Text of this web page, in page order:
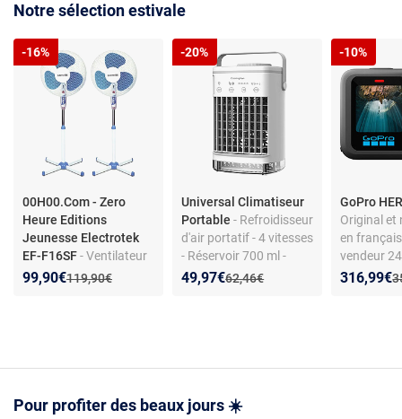
Notre sélection estivale
00H00.Com - Zero
Heure Editions
Jeunesse Electrotek
EF-F16SF- Ventilateur
sur pied - Blanc/Bleu -
Ancien prix :
119,90€
Nouveau prix :
99,90€
Réduction de :
-16%
Universal Climatiseur
Portable- Refroidisseur
d'air portatif - 4 vitesses
- Réservoir 700 ml -
Blanc
Ancien prix :
62,46€
Nouveau prix :
49,97€
Réduction de :
-20%
GoPro
Original et
en
vendeur
Version
Nouveau
316,99€
-10%
Pour profiter des beaux jours ☀️